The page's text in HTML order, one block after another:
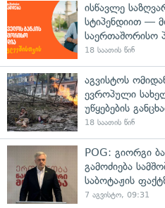
ისწავლე
სტიპენდიით —
საერთაშორისო
18 საათის წინ
აგვისტოს
ევროპული
უწყებების
18 საათის წინ
POG: გიორგი
გამოძიება
საბოტაჟის
7 აგვისტო, 09:31